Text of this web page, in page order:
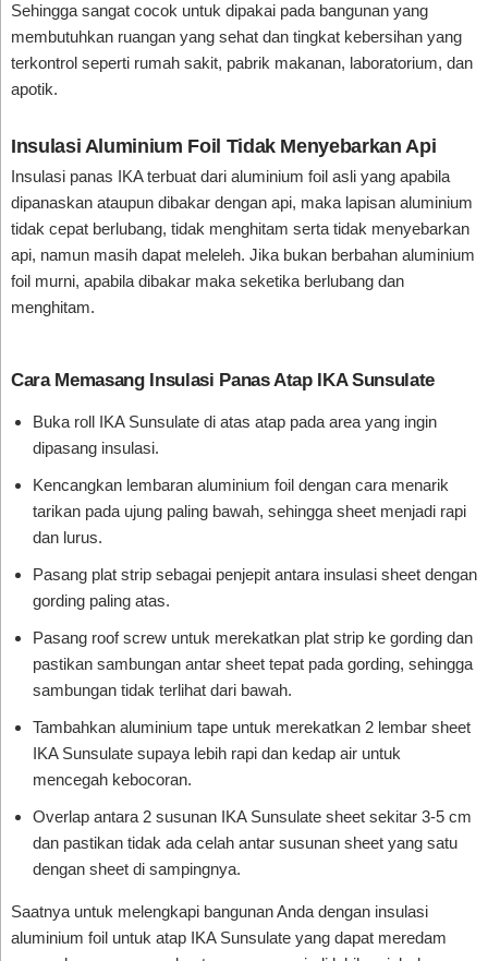
Sehingga sangat cocok untuk dipakai pada bangunan yang
membutuhkan ruangan yang sehat dan tingkat kebersihan yang
terkontrol seperti rumah sakit, pabrik makanan, laboratorium, dan
apotik.
Insulasi Aluminium Foil Tidak Menyebarkan Api
Insulasi panas IKA terbuat dari aluminium foil asli yang apabila
dipanaskan ataupun dibakar dengan api, maka lapisan aluminium
tidak cepat berlubang, tidak menghitam serta tidak menyebarkan
api, namun masih dapat meleleh. Jika bukan berbahan aluminium
foil murni, apabila dibakar maka seketika berlubang dan
menghitam.
Cara Memasang Insulasi Panas Atap IKA Sunsulate
Buka roll IKA Sunsulate di atas atap pada area yang ingin
dipasang insulasi.
Kencangkan lembaran aluminium foil dengan cara menarik
tarikan pada ujung paling bawah, sehingga sheet menjadi rapi
dan lurus.
Pasang plat strip sebagai penjepit antara insulasi sheet dengan
gording paling atas.
Pasang roof screw untuk merekatkan plat strip ke gording dan
pastikan sambungan antar sheet tepat pada gording, sehingga
sambungan tidak terlihat dari bawah.
Tambahkan aluminium tape untuk merekatkan 2 lembar sheet
IKA Sunsulate supaya lebih rapi dan kedap air untuk
mencegah kebocoran.
Overlap antara 2 susunan IKA Sunsulate sheet sekitar 3-5 cm
dan pastikan tidak ada celah antar susunan sheet yang satu
dengan sheet di sampingnya.
Saatnya untuk melengkapi bangunan Anda dengan insulasi
aluminium foil untuk atap IKA Sunsulate yang dapat meredam